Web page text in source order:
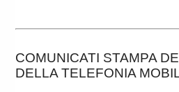
COMUNICATI STAMPA
DELLA TELEFONIA